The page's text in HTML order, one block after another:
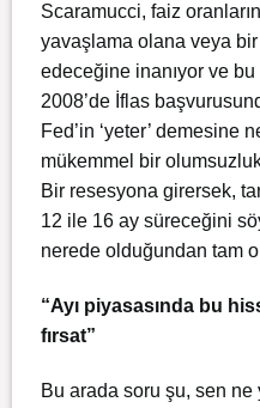
Scaramucci, faiz
yavaşlama olana veya
edeceğine inanıyor ve bu
2008’de İflas
Fed’in ‘yeter’ demesine
mükemmel bir
Bir resesyona girersek,
12 ile 16 ay süreceğini
nerede olduğundan tam
“Ayı piyasasında bu
fırsat”
Bu arada soru şu, sen ne